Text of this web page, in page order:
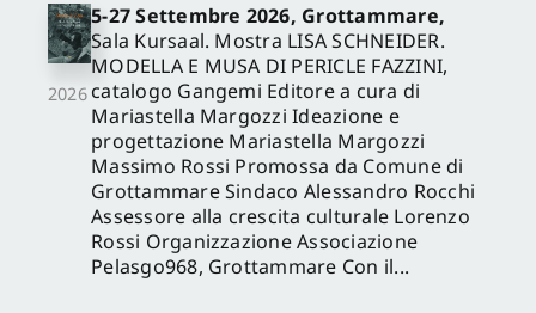
2026
5-27 Settembre 2026, Grottammare,
Sala Kursaal. Mostra LISA SCHNEIDER.
MODELLA E MUSA DI PERICLE FAZZINI,
catalogo Gangemi Editore a cura di
Mariastella Margozzi Ideazione e
progettazione Mariastella Margozzi
Massimo Rossi Promossa da Comune di
Grottammare Sindaco Alessandro Rocchi
Assessore alla crescita culturale Lorenzo
Rossi Organizzazione Associazione
Pelasgo968, Grottammare Con il...